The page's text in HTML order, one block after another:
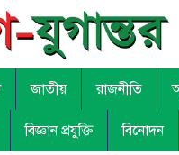
জাতীয় রাজনীতি
বিজ্ঞান প্রযুক্তি বিনোদন